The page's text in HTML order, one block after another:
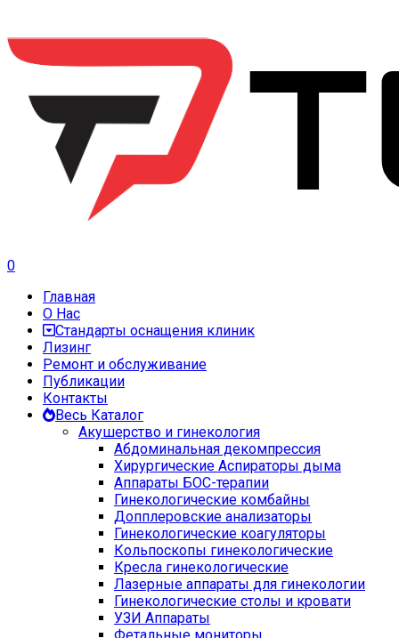
0
Главная
О Нас
Стандарты оснащения клиник
Лизинг
Ремонт и обслуживание
Публикации
Контакты
Весь Каталог
Акушерство и гинекология
Абдоминальная декомпрессия
Хирургические Аспираторы дыма
Аппараты БОС-терапии
Гинекологические комбайны
Допплеровские анализаторы
Гинекологические коагуляторы
Кольпоскопы гинекологические
Кресла гинекологические
Лазерные аппараты для гинекологии
Гинекологические столы и кровати
УЗИ Аппараты